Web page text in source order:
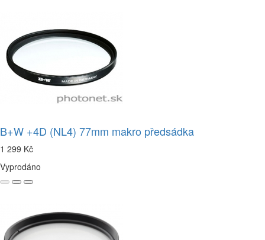
B+W +4D (NL4) 77mm makro předsádka
1 299 Kč
Vyprodáno